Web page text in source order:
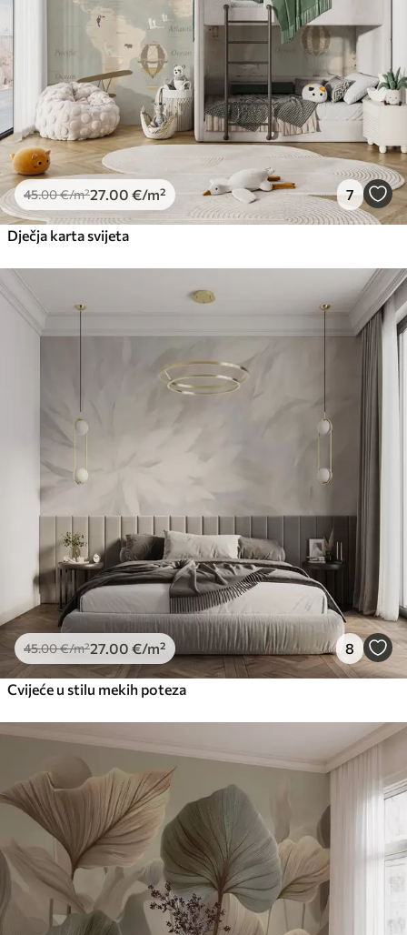
45.00€/m²27 .00 €/m² 7
Dječja karta svijeta
45.00€/m²27 .00 €/m² 8
Cvijeće u stilu mekih poteza